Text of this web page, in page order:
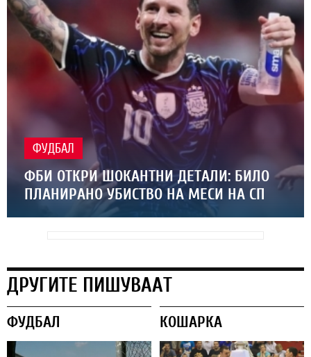
ФУДБАЛ
ФБИ ОТКРИ ШОКАНТНИ ДЕТАЛИ: БИЛО
ПЛАНИРАНО УБИСТВО НА МЕСИ НА СП
ДРУГИТЕ ПИШУВААТ
ФУДБАЛ КОШАРКА